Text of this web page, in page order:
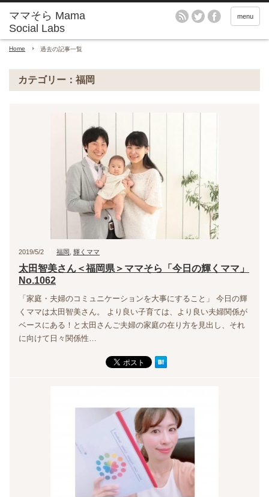
menu
Home 過去の記事一覧
カテゴリー：福岡
2019/5/2 福岡 輝くママ
太田智美さん＜福岡県＞ママそら「今日の輝くママ」
No.1062
「家庭・夫婦のコミュニケーションを大事にすること」 今日の輝
くママは太田智美さん。 より良い子育ては、より良い夫婦関係が
ベースにある！と太田さんご夫婦の家庭の在り方を見出し、それ
に向けて日々関係性…